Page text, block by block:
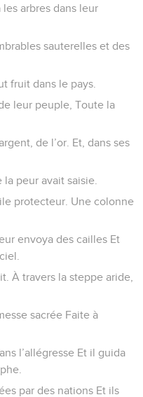
arbres dans leur
sauterelles et des
fruit dans le pays.
leur peuple, Toute la
de l’or. Et, dans ses
peur avait saisie.
protecteur. Une colonne
envoya des cailles Et
À travers la steppe aride,
sacrée Faite à
l’allégresse Et il guida
par des nations Et ils